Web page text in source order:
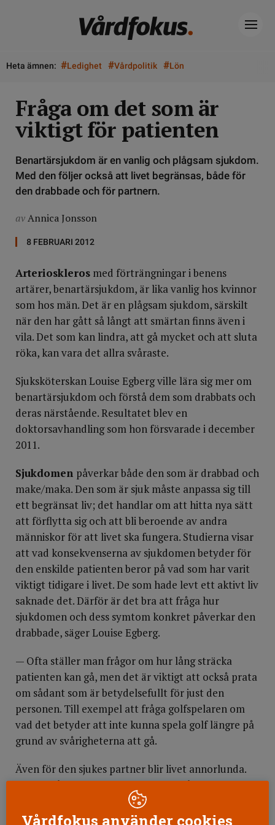
Heta ämnen: #Ledighet #Vårdpolitik #Lön
Fråga om det som är
viktigt för patienten
Benartärsjukdom är en vanlig och plågsam sjukdom.
Med den följer också att livet begränsas, både för
den drabbade och för partnern.
avAnnica Jonsson
8 FEBRUARI 2012
Arterioskleros med förträngningar i benens
artärer, benartärsjukdom, är lika vanlig hos kvinnor
som hos män. Det är en plågsam sjukdom, särskilt
när den har gått så långt att smärtan finns även i
vila. Det som kan lindra, att gå mycket och att sluta
röka, kan vara det allra svåraste.
Sjuksköterskan Louise Egberg ville lära sig mer om
benartärsjukdom och förstå dem som drabbats och
deras närstående. Resultatet blev en
doktorsavhandling som hon försvarade i december
2011.
Sjukdomen påverkar både den som är drabbad och
make/maka. Den som är sjuk måste anpassa sig till
ett begränsat liv; det handlar om att hitta nya sätt
att förflytta sig och att bli beroende av andra
människor för att livet ska fungera. Studierna visar
att vad konsekvenserna av sjukdomen betyder för
den enskilde patienten beror på vad som har varit
viktigt tidigare i livet. De som hade levt ett aktivt liv
saknade det. Därför är det bra att fråga hur
sjukdomen och dess symtom konkret påverkar den
drabbade, säger Louise Egberg.
— Ofta ställer man frågor om hur lång sträcka
patienten kan gå, men det är viktigt att också prata
om sådant som är betydelsefullt för just den
personen. Till exempel att fråga golfspelaren om
vad det betyder att inte kunna spela golf längre på
grund av svårigheterna att gå.
Även för den sjukes partner blir livet annorlunda.
De kan båda bli tvungna att ge upp sådant som
tidigare har varit självklart, som att gå på bio eller
att umgås med andra. Att ta en promenad, som för
Vårdfokus använder cookies